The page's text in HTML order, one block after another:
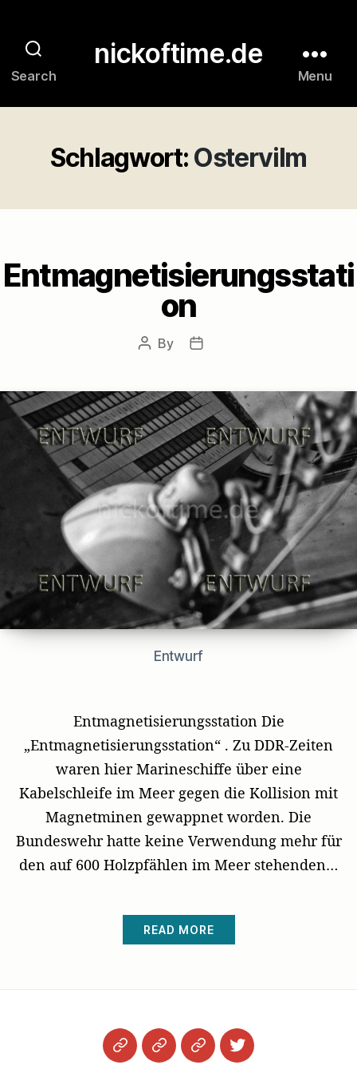
Search
nickoftime.de
Menu
Schlagwort: Ostervilm
Entmagnetisierungsstati
on
Post
By
Post
Entwurf
Entmagnetisierungsstation Die
„Entmagnetisierungsstation“ . Zu DDR-Zeiten
waren hier Marineschiffe über eine
Kabelschleife im Meer gegen die Kollision mit
Magnetminen gewappnet worden. Die
Bundeswehr hatte keine Verwendung mehr für
den auf 600 Holzpfählen im Meer stehenden…
READ MORE
StartseiteDatenschutzerklärung
Impressum
Twitter